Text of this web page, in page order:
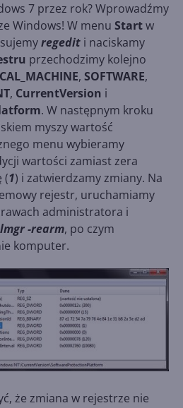
7 przez rok? Wprowadźmy
Windows! W menu Startw
regedit i naciskamy
przechodzimy kolejno
, SOFTWARE,
, CurrentVersion i
. W następnym kroku
myszy wartość
menu wybieramy
wartości zamiast zera
(1) i zatwierdzamy zmiany. Na
rejestr, uruchamiamy
administratora i
-rearm, po czym
komputer.
że zmiana w rejestrze nie